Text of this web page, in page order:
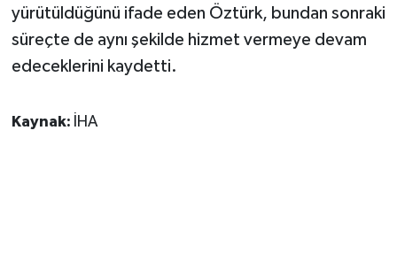
yürütüldüğünü ifade eden Öztürk, bundan sonraki
süreçte de aynı şekilde hizmet vermeye devam
edeceklerini kaydetti.
Kaynak: İHA